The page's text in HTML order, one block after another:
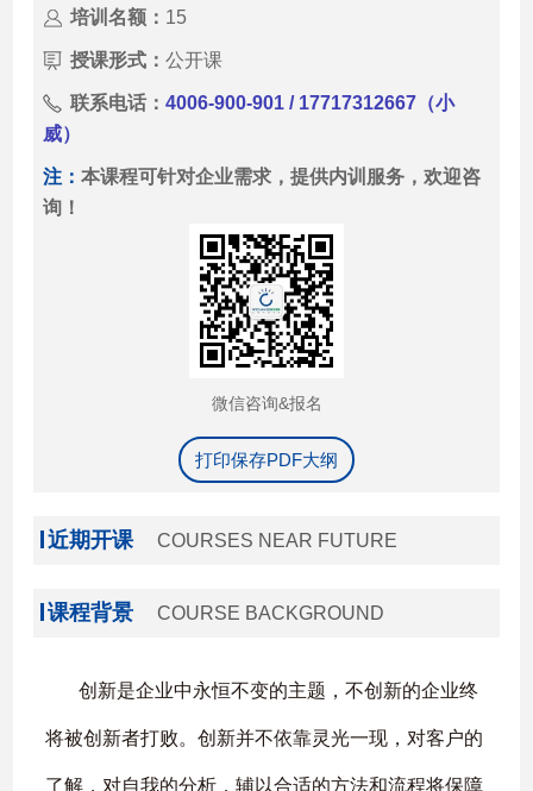
培训名额： 15
授课形式：公开课
联系电话：4006-900-901 / 17717312667（小
威）
注：本课程可针对企业需求，提供内训服务，欢迎咨
询！
微信咨询&报名
打印保存PDF大纲
近期开课 COURSES NEAR FUTURE
课程背景 COURSE BACKGROUND
创新是企业中永恒不变的主题，不创新的企业终
将被创新者打败。创新并不依靠灵光一现，对客户的
了解，对自我的分析，辅以合适的方法和流程将保障